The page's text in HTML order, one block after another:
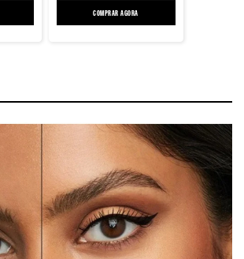
BATOM LÍQUIDO SUPERSTAY MATTE INK™ BATOM LÍQUIDO
COMPRAR AGORA